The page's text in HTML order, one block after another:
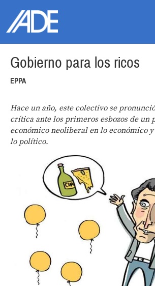
Gobierno para los ricos
EPPA
Hace un año, este colectivo se
crítica ante los primeros esbozos de un
económico neoliberal en lo económico
lo político.